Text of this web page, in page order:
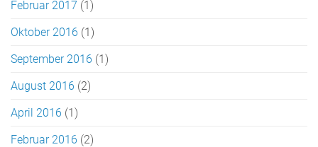
Februar 2017 (1)
Oktober 2016 (1)
September 2016 (1)
August 2016 (2)
April 2016 (1)
Februar 2016 (2)